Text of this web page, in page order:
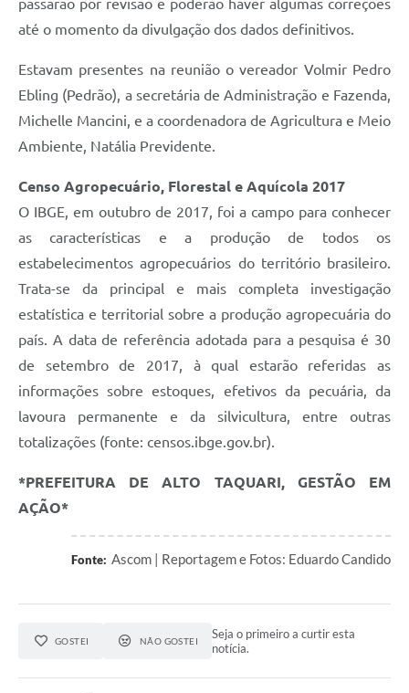
até o momento da divulgação dos dados definitivos.
Estavam presentes na reunião o vereador Volmir Pedro
Ebling (Pedrão), a secretária de Administração e Fazenda,
Michelle Mancini, e a coordenadora de Agricultura e Meio
Ambiente, Natália Previdente.
Censo Agropecuário, Florestal e Aquícola 2017
O IBGE, em outubro de 2017, foi a campo para conhecer
as características e a produção de todos os
estabelecimentos agropecuários do território brasileiro.
Trata-se da principal e mais completa investigação
estatística e territorial sobre a produção agropecuária do
país. A data de referência adotada para a pesquisa é 30
de setembro de 2017, à qual estarão referidas as
informações sobre estoques, efetivos da pecuária, da
lavoura permanente e da silvicultura, entre outras
totalizações (fonte: censos.ibge.gov.br).
*PREFEITURA DE ALTO TAQUARI, GESTÃO EM
AÇÃO*
Fonte: Ascom | Reportagem e Fotos: Eduardo Candido
GOSTEI NÃO GOSTEI
Seja o primeiro a curtir esta
notícia.